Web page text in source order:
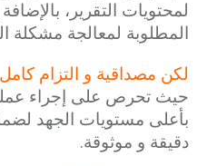
لمحتويات التقرير،
المطلوبة لمعالجة مشكلة
لكن مصداقية و التزام كامل
حيث تحرص على إجراء
بأعلى مستويات الجهد
دقيقة و موثوقة.